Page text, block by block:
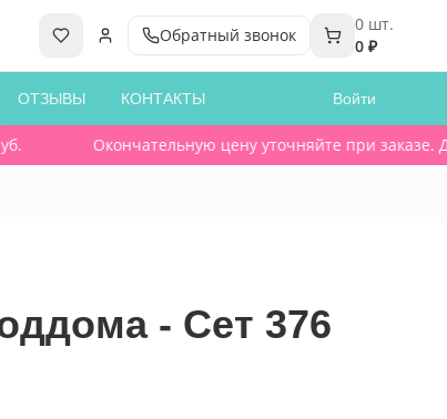
Обратный звонок
0 шт.
0 ₽
ОТЗЫВЫ КОНТАКТЫ Войти
Окончательную цену уточняйте при заказе.
- Сет 376